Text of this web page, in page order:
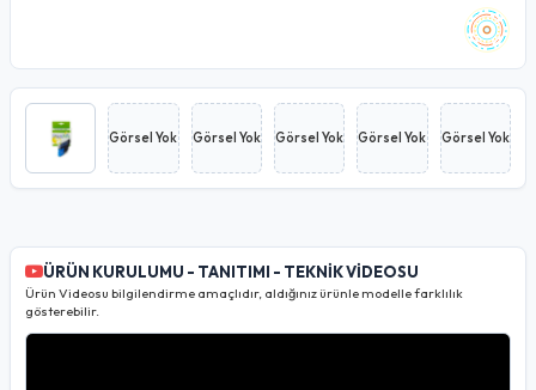
Görsel Yok Görsel Yok Görsel Yok Görsel Yok Görsel Yok
ÜRÜN KURULUMU - TANITIMI - TEKNİK VİDEOSU
Ürün Videosu bilgilendirme amaçlıdır, aldığınız ürünle modelle farklılık
gösterebilir.